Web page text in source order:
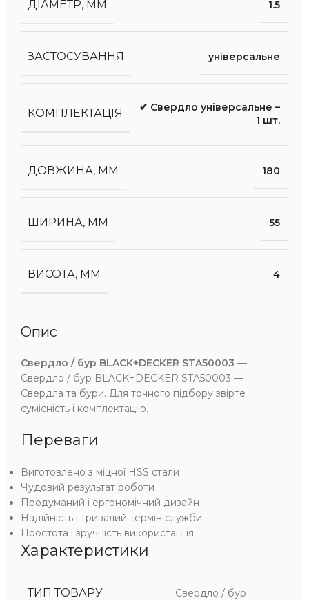
ДІАМЕТР, ММ 1.5
ЗАСТОСУВАННЯ універсальне
КОМПЛЕКТАЦІЯ
✔ Свердло універсальне –
1 шт.
ДОВЖИНА, ММ 180
ШИРИНА, ММ 55
ВИСОТА, ММ 4
Опис
Свердло / бур BLACK+DECKER STA50003 —
Свердло / бур BLACK+DECKER STA50003 —
Свердла та бури. Для точного підбору звірте
сумісність і комплектацію.
Переваги
Виготовлено з міцної HSS стали
Чудовий результат роботи
Продуманий і ергономічний дизайн
Надійність і тривалий термін служби
Простота і зручність використання
Характеристики
ТИП ТОВАРУ Свердло / бур